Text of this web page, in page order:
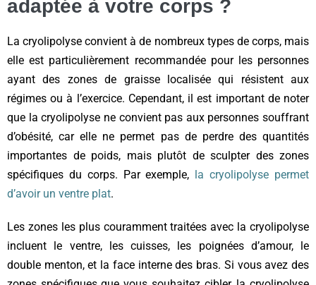
adaptée à votre corps ?
La cryolipolyse convient à de nombreux types de corps, mais
elle est particulièrement recommandée pour les personnes
ayant des zones de graisse localisée qui résistent aux
régimes ou à l’exercice. Cependant, il est important de noter
que la cryolipolyse ne convient pas aux personnes souffrant
d’obésité, car elle ne permet pas de perdre des quantités
importantes de poids, mais plutôt de sculpter des zones
spécifiques du corps. Par exemple, la cryolipolyse permet
d’avoir un ventre plat.
Les zones les plus couramment traitées avec la cryolipolyse
incluent le ventre, les cuisses, les poignées d’amour, le
double menton, et la face interne des bras. Si vous avez des